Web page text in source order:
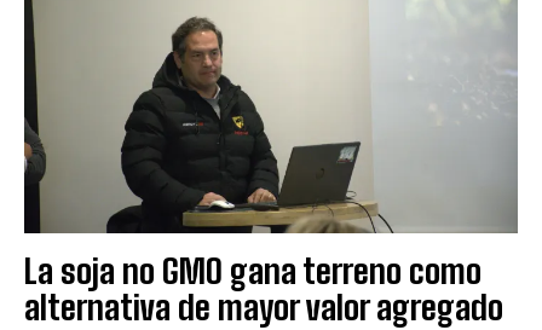
La soja no GMO gana terreno como
alternativa de mayor valor agregado